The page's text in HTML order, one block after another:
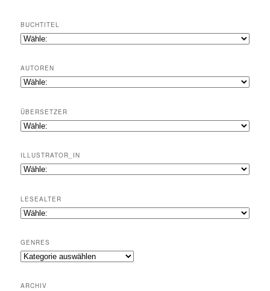
BUCHTITEL
AUTOREN
ÜBERSETZER
ILLUSTRATOR_IN
LESEALTER
GENRES
Genres
ARCHIV